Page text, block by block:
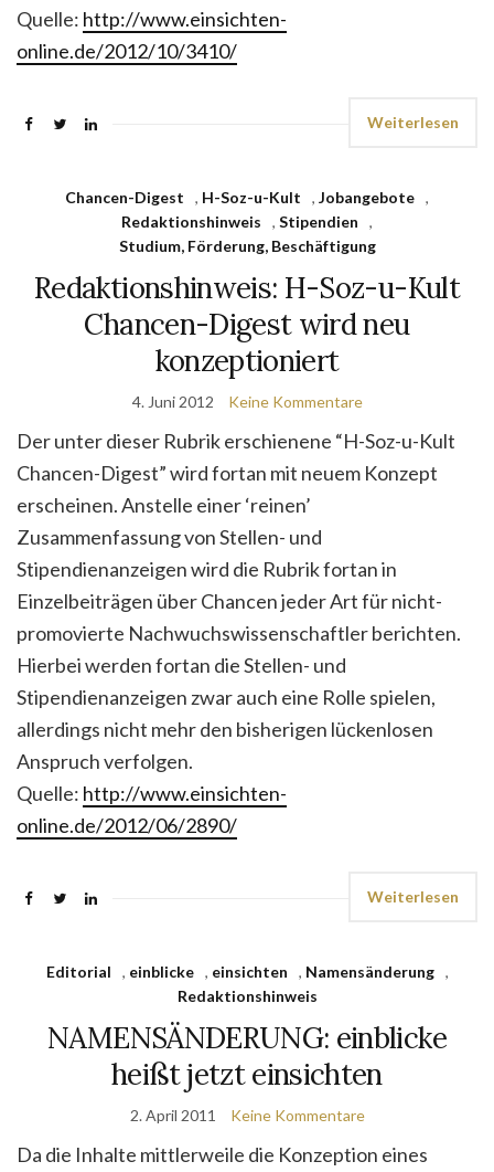
Quelle: http://www.einsichten-
online.de/2012/10/3410/
Weiterlesen
Chancen-Digest , H-Soz-u-Kult , Jobangebote ,
Redaktionshinweis
, Stipendien
,
Studium, Förderung, Beschäftigung
Redaktionshinweis: H-Soz-u-Kult
Chancen-Digest wird neu
konzeptioniert
4. Juni 2012 Keine Kommentare
Der unter dieser Rubrik erschienene “H-Soz-u-Kult
Chancen-Digest” wird fortan mit neuem Konzept
erscheinen. Anstelle einer ‘reinen’
Zusammenfassung von Stellen- und
Stipendienanzeigen wird die Rubrik fortan in
Einzelbeiträgen über Chancen jeder Art für nicht-
promovierte Nachwuchswissenschaftler berichten.
Hierbei werden fortan die Stellen- und
Stipendienanzeigen zwar auch eine Rolle spielen,
allerdings nicht mehr den bisherigen lückenlosen
Anspruch verfolgen.
Quelle: http://www.einsichten-
online.de/2012/06/2890/
Weiterlesen
Editorial , einblicke , einsichten , Namensänderung
,
Redaktionshinweis
NAMENSÄNDERUNG: einblicke
heißt jetzt einsichten
2. April 2011 Keine Kommentare
Da die Inhalte mittlerweile die Konzeption eines